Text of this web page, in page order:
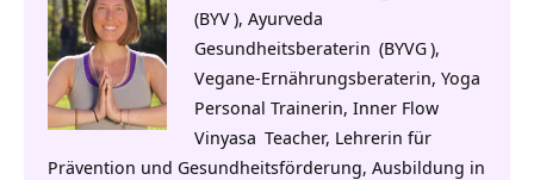
(BYV), Ayurveda
Gesundheitsberaterin (BYVG),
Vegane-Ernährungsberaterin, Yoga
Personal Trainerin, Inner Flow
Vinyasa Teacher, Lehrerin für
Prävention und Gesundheitsförderung, Ausbildung in